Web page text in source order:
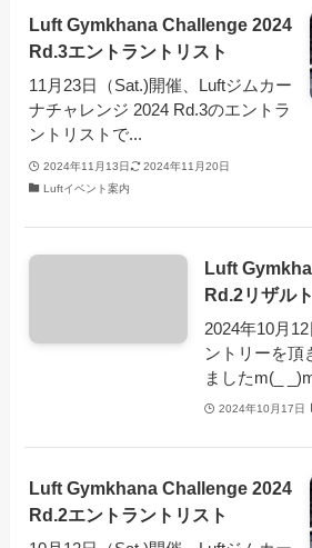
Luft Gymkhana Challenge 2024
Rd.3エントラントリスト
11月23日（Sat.)開催、Luftジムカー
ナチャレンジ 2024 Rd.3のエントラ
ントリストで...
2024年11月13日
2024年11月20日
Luftイベント案内
Luft
Rd.2リザルト
2024年10月
ントリーを頂
ましたm(_
2024年10月17日
Luft Gymkhana Challenge 2024
Rd.2エントラントリスト